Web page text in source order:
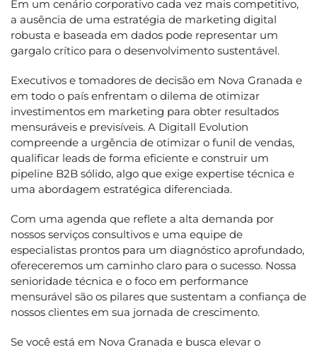
Em um cenário corporativo cada vez mais competitivo,
a ausência de uma estratégia de marketing digital
robusta e baseada em dados pode representar um
gargalo crítico para o desenvolvimento sustentável.
Executivos e tomadores de decisão em Nova Granada e
em todo o país enfrentam o dilema de otimizar
investimentos em marketing para obter resultados
mensuráveis e previsíveis. A Digitall Evolution
compreende a urgência de otimizar o funil de vendas,
qualificar leads de forma eficiente e construir um
pipeline B2B sólido, algo que exige expertise técnica e
uma abordagem estratégica diferenciada.
Com uma agenda que reflete a alta demanda por
nossos serviços consultivos e uma equipe de
especialistas prontos para um diagnóstico aprofundado,
ofereceremos um caminho claro para o sucesso. Nossa
senioridade técnica e o foco em performance
mensurável são os pilares que sustentam a confiança de
nossos clientes em sua jornada de crescimento.
Se você está em Nova Granada e busca elevar o